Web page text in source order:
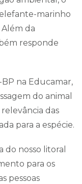
marinho
da
responde
na Educamar,
do animal
das
para a espécie.
do nosso litoral
para os
pessoas